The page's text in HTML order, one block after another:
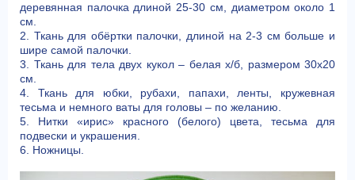
деревянная палочка длиной 25-30 см, диаметром около 1
см.
2. Ткань для обёртки палочки, длиной на 2-3 см больше и
шире самой палочки.
3. Ткань для тела двух кукол – белая х/б, размером 30х20
см.
4. Ткань для юбки, рубахи, папахи, ленты, кружевная
тесьма и немного ваты для головы – по желанию.
5. Нитки «ирис» красного (белого) цвета, тесьма для
подвески и украшения.
6. Ножницы.